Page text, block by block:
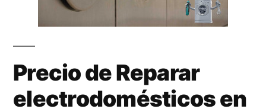
Precio de Reparar
electrodomésticos en